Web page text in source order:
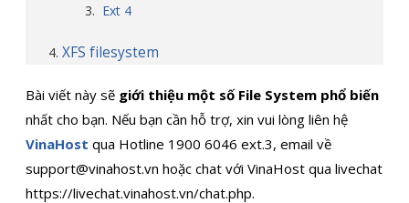
Ext 4
XFS filesystem
Bài viết này sẽ giới thiệu một số File System phổ biến
nhất cho bạn. Nếu bạn cần hỗ trợ, xin vui lòng liên hệ
VinaHost qua Hotline 1900 6046 ext.3, email về
support@vinahost.vn hoặc chat với VinaHost qua livechat
https://livechat.vinahost.vn/chat.php.